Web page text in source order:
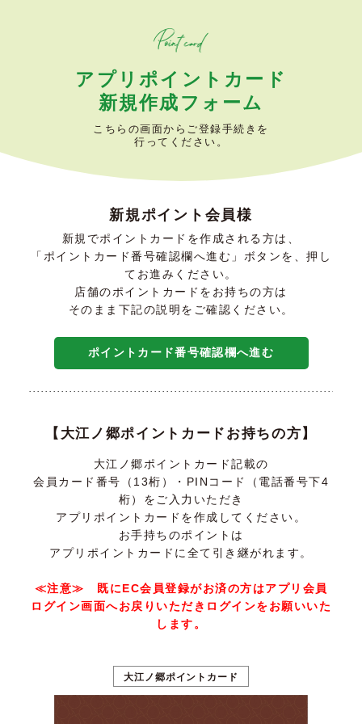
アプリポイントカード
新規作成フォーム
こちらの画面からご登録手続きを
行ってください。
新規ポイント会員様
新規でポイントカードを作成される方は、
「ポイントカード番号確認欄へ進む」ボタンを、押し
てお進みください。
店舗のポイントカードをお持ちの方は
そのまま下記の説明をご確認ください。
ポイントカード番号確認欄へ進む
【大江ノ郷ポイントカードお持ちの方】
大江ノ郷ポイントカード記載の
会員カード番号（13桁）・PINコード（電話番号下4
桁）をご入力いただき
アプリポイントカードを作成してください。
お手持ちのポイントは
アプリポイントカードに全て引き継がれます。
≪注意≫ 既にEC会員登録がお済の方はアプリ会員
ログイン画面へお戻りいただきログインをお願いいた
します。
大江ノ郷ポイントカード